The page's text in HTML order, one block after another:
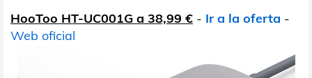
HooToo HT-UC001G a 38,99 € - Ir a la oferta -
Web oficial